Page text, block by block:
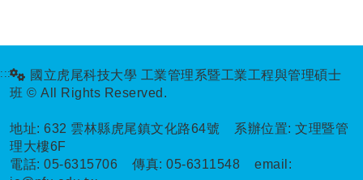
:::
國立虎尾科技大學 工業管理系暨工業工程與管理碩士
班 © All Rights Reserved.
地址:632 雲林縣虎尾鎮文化路64號 系辦位置: 文理暨管
理大樓6F
電話:05-6315706 傳真:05-6311548 email: